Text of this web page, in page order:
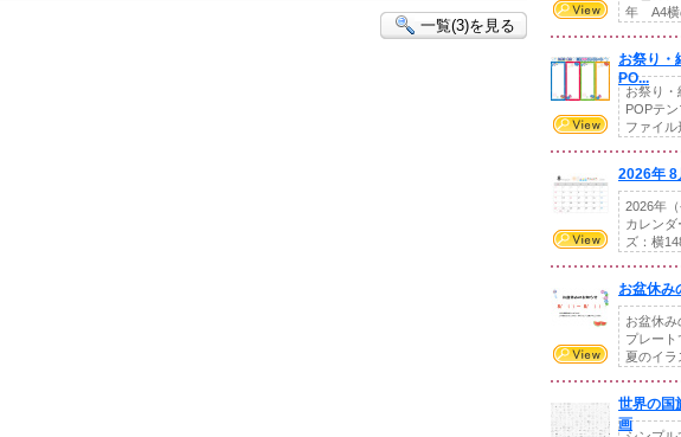
一覧(3)を見る
年 A4横
お祭り・
PO...
お祭り
POPテン
ファイル
2026年 8
2026年
カレンダ
ズ：横
お盆休み
お盆休み
プレー
夏のイラ
世界の
画